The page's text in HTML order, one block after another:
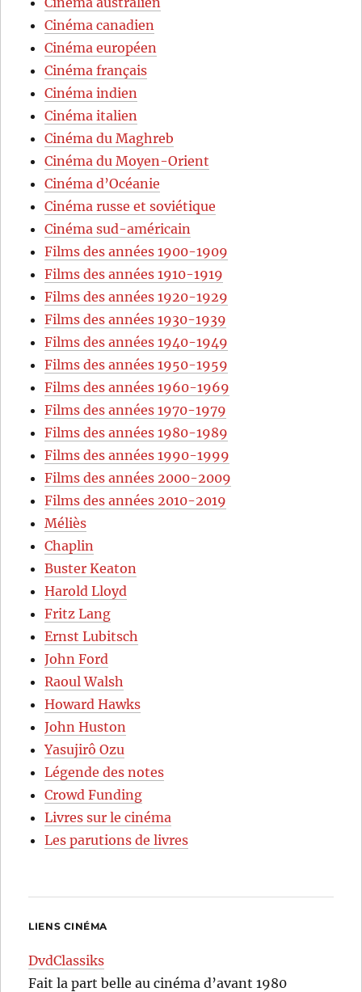
Cinéma canadien
Cinéma européen
Cinéma français
Cinéma indien
Cinéma italien
Cinéma du Maghreb
Cinéma du Moyen-Orient
Cinéma d’Océanie
Cinéma russe et soviétique
Cinéma sud-américain
Films des années 1900-1909
Films des années 1910-1919
Films des années 1920-1929
Films des années 1930-1939
Films des années 1940-1949
Films des années 1950-1959
Films des années 1960-1969
Films des années 1970-1979
Films des années 1980-1989
Films des années 1990-1999
Films des années 2000-2009
Films des années 2010-2019
Méliès
Chaplin
Buster Keaton
Harold Lloyd
Fritz Lang
Ernst Lubitsch
John Ford
Raoul Walsh
Howard Hawks
John Huston
Yasujirô Ozu
Légende des notes
Crowd Funding
Livres sur le cinéma
Les parutions de livres
LIENS CINÉMA
DvdClassiks
Fait la part belle au cinéma d’avant 1980